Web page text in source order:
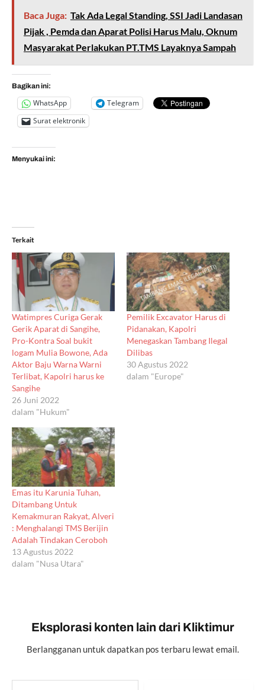
Baca Juga: Tak Ada Legal Standing, SSI Jadi Landasan
Pijak , Pemda dan Aparat Polisi Harus Malu, Oknum
Masyarakat Perlakukan PT.TMS Layaknya Sampah
Bagikan ini:
WhatsApp
Telegram
Surat elektronik
Menyukai ini:
Terkait
Watimpres Curiga Gerak
Gerik Aparat di Sangihe,
Pro-Kontra Soal bukit
logam Mulia Bowone, Ada
Aktor Baju Warna Warni
Terlibat, Kapolri harus ke
Sangihe
26 Juni 2022
dalam "Hukum"
Pemilik Excavator Harus di
Pidanakan, Kapolri
Menegaskan Tambang Ilegal
Dilibas
30 Agustus 2022
dalam "Europe"
Emas itu Karunia Tuhan,
Ditambang Untuk
Kemakmuran Rakyat, Alveri
: Menghalangi TMS Berijin
Adalah Tindakan Ceroboh
13 Agustus 2022
dalam "Nusa Utara"
Eksplorasi konten lain dari Kliktimur
Berlangganan untuk dapatkan pos terbaru lewat email.
Ketikkan email Anda...